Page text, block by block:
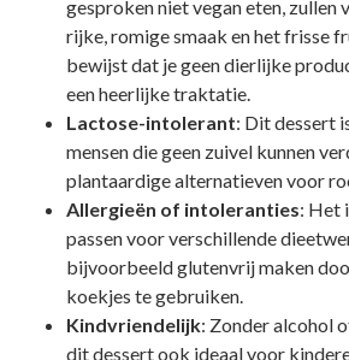
gesproken niet vegan eten, zullen
rijke, romige smaak en het frisse
bewijst dat je geen dierlijke
een heerlijke traktatie.
Lactose-intolerant: Dit dessert
mensen die geen zuivel kunnen
plantaardige alternatieven voor
Allergieën of intoleranties: Het
passen voor verschillende
bijvoorbeeld glutenvrij maken
koekjes te gebruiken.
Kindvriendelijk: Zonder alcohol
dit dessert ook ideaal voor